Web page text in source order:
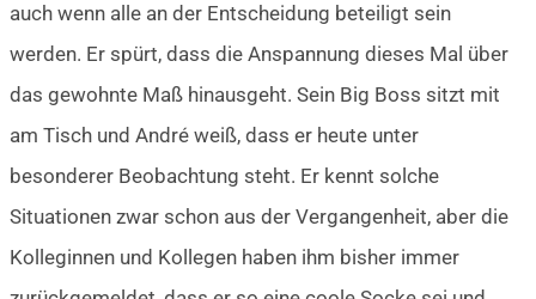
auch wenn alle an der Entscheidung beteiligt sein
werden. Er spürt, dass die Anspannung dieses Mal über
das gewohnte Maß hinausgeht. Sein Big Boss sitzt mit
am Tisch und André weiß, dass er heute unter
besonderer Beobachtung steht. Er kennt solche
Situationen zwar schon aus der Vergangenheit, aber die
Kolleginnen und Kollegen haben ihm bisher immer